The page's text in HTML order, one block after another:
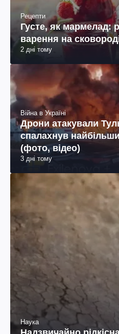
Рецепти
Густе, як мармелад:
варення на
2 дні тому
Війна в Україні
Дрони атакували
спалахнув
(фото, відео)
3 дні тому
Наука